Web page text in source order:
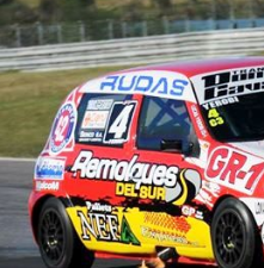
CONTENIDO